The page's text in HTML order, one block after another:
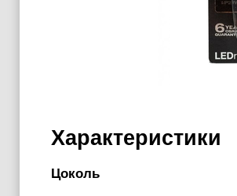
Характеристики
Цоколь